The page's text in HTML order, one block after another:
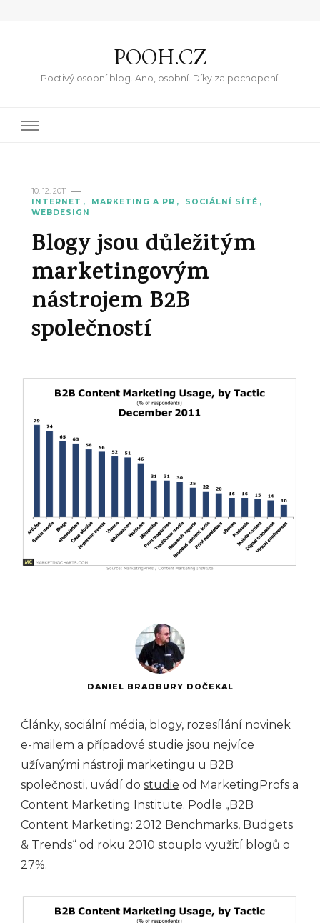
POOH.CZ
Poctivý osobní blog. Ano, osobní. Díky za pochopení.
10. 12. 2011
INTERNET
MARKETING A PR
SOCIÁLNÍ SÍTĚ
WEBDESIGN
Blogy jsou důležitým
marketingovým
nástrojem B2B
společností
DANIEL BRADBURY DOČEKAL
Články, sociální média, blogy, rozesílání novinek
e-mailem a případové studie jsou nejvíce
užívanými nástroji marketingu u B2B
společnosti, uvádí do studie od MarketingProfs a
Content Marketing Institute. Podle „B2B
Content Marketing: 2012 Benchmarks, Budgets
& Trends“ od roku 2010 stouplo využití blogů o
27%.